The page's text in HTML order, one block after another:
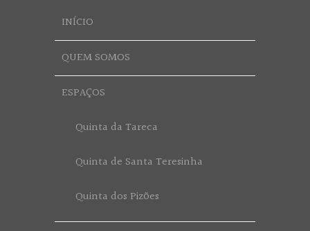
INÍCIO
QUEM SOMOS
ESPAÇOS
Quinta da Tareca
Quinta de Santa Teresinha
Quinta dos Pizões